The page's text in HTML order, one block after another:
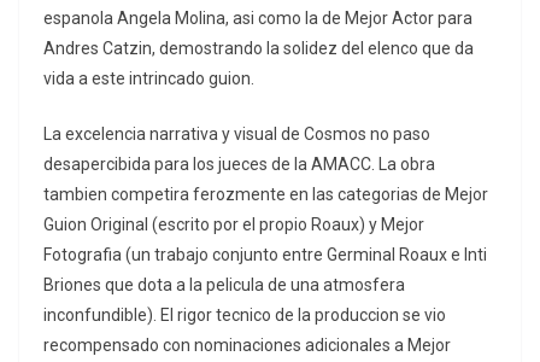
espanola Angela Molina, asi como la de Mejor Actor para
Andres Catzin, demostrando la solidez del elenco que da
vida a este intrincado guion.
La excelencia narrativa y visual de Cosmos no paso
desapercibida para los jueces de la AMACC. La obra
tambien competira ferozmente en las categorias de Mejor
Guion Original (escrito por el propio Roaux) y Mejor
Fotografia (un trabajo conjunto entre Germinal Roaux e Inti
Briones que dota a la pelicula de una atmosfera
inconfundible). El rigor tecnico de la produccion se vio
recompensado con nominaciones adicionales a Mejor